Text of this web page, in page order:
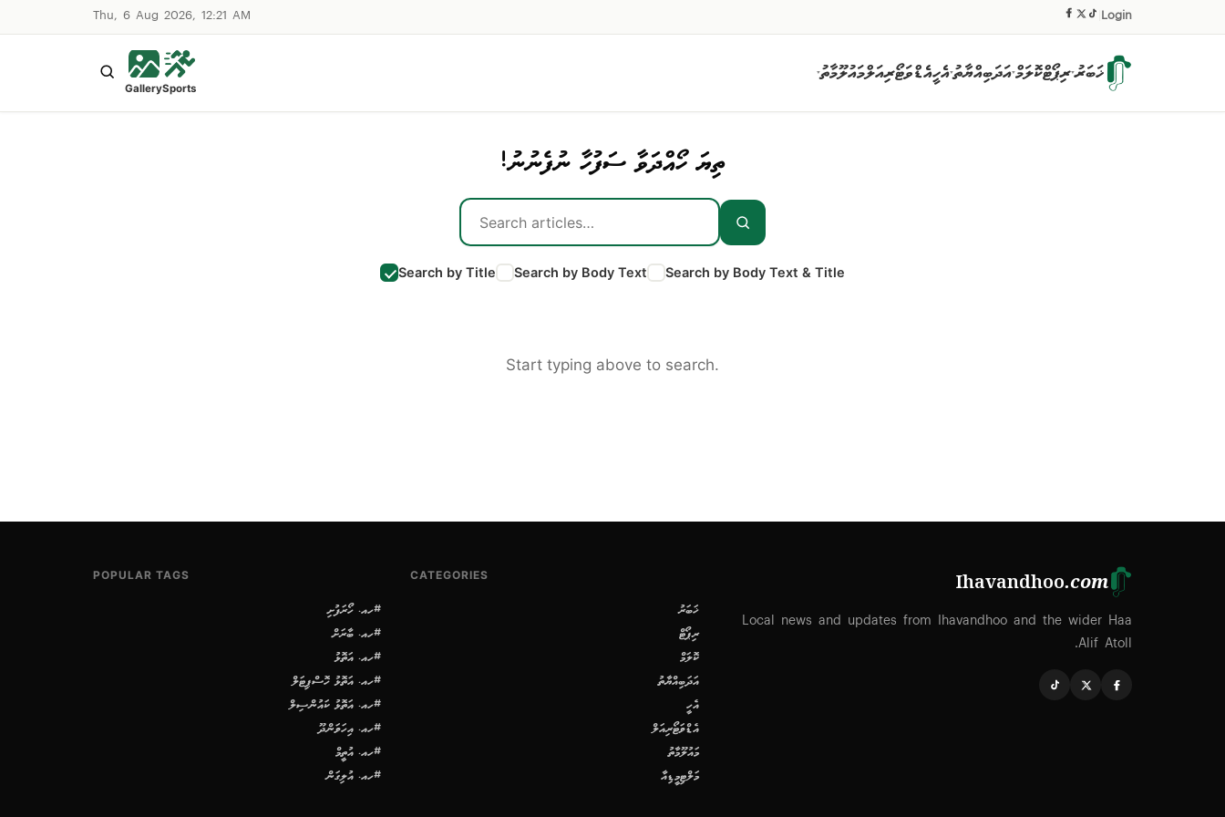
Thu, 6 Aug 2026, 12:21 AM Login
ޚަބަރު▾ރިޕޯޓްކޮލަމް▾އަދަބިއްޔާތު▾އެހީއެޑްވަޓޯރިއަލްމައުލޫމާތު▾
Sports
Gallery
ތިޔަ ހޯއްދަވާ ސަފުހާ ނުފެނުނު!
Search by Title Search by Body Text Search by Body Text & Title
Start typing above to search.
Ihavandhoo.com
Local news and updates from Ihavandhoo and the wider Haa
Alif Atoll.
CATEGORIES
ޚަބަރު
ރިޕޯޓް
ކޮލަމް
އަދަބިއްޔާތު
އެހީ
އެޑްވަޓޯރިއަލް
މައުލޫމާތު
މަލްޓިމީޑިއާ
POPULAR TAGS
#ހއ. ހޯރަފުށި
#ހއ. ބާރަށް
#ހއ. އަތޮޅު
#ހއ. އަތޮޅު ހޮސްޕިޓަލް
#ހއ. އަތޮޅު ކައުންސިލް
#ހއ. އިހަވަންދޫ
#ހއ. އުތީމް
#ހއ. އުލިގަން